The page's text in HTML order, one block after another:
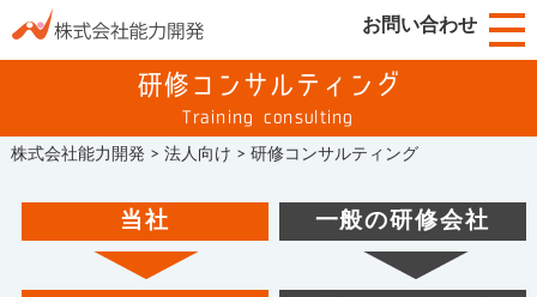
お問い合わせ
研修コンサルティング
Training consulting
株式会社能力開発 > 法人向け > 研修コンサルティング
当社 一般の研修会社